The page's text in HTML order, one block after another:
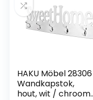
HAKU Möbel 28306
Wandkapstok,
hout, wit / chroom,